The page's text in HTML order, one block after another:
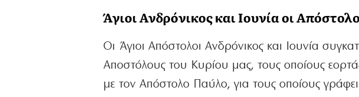
Άγιοι Ανδρόνικος και Ιουνία οι
Οι Άγιοι Απόστολοι Ανδρόνικος και Ιουνία
Αποστόλους του Κυρίου μας, τους οποίους
με τον Απόστολο Παύλο, για τους οποίους